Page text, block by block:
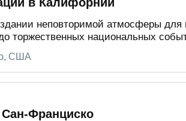
неповторимой атмосферы для
торжественных национальных
США
Франциско